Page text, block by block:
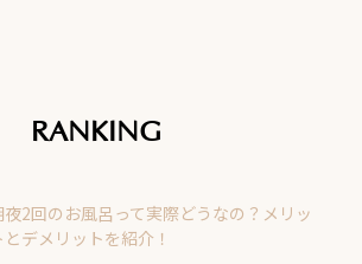
RANKING
夜2回のお風呂って実際どうなの？メリッ
とデメリットを紹介！